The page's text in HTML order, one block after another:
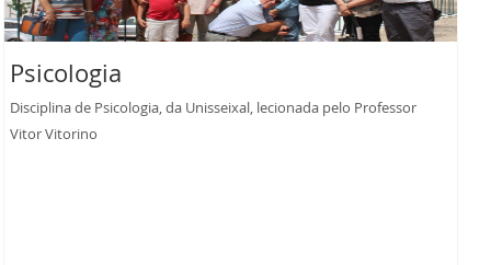
Psicologia
Disciplina de Psicologia, da Unisseixal, lecionada pelo Professor
Vitor Vitorino